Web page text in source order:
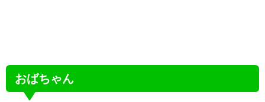
おばちゃん